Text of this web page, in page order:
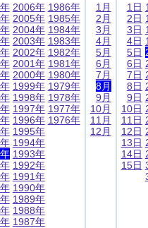
2006年
2005年
2004年
2003年
2002年
2001年
2000年
1999年
1998年
1997年
1996年
1995年
1994年
1993年
1992年
1991年
1990年
1989年
1988年
1987年
1986年
1985年
1984年
1983年
1982年
1981年
1980年
1979年
1978年
1977年
1976年
1月
2月
3月
4月
5月
6月
7月
8月
9月
10月
11月
12月
1日
2日
3日
4日
5日
6日
7日
8日
9日
10日
11日
12日
13日
14日
15日